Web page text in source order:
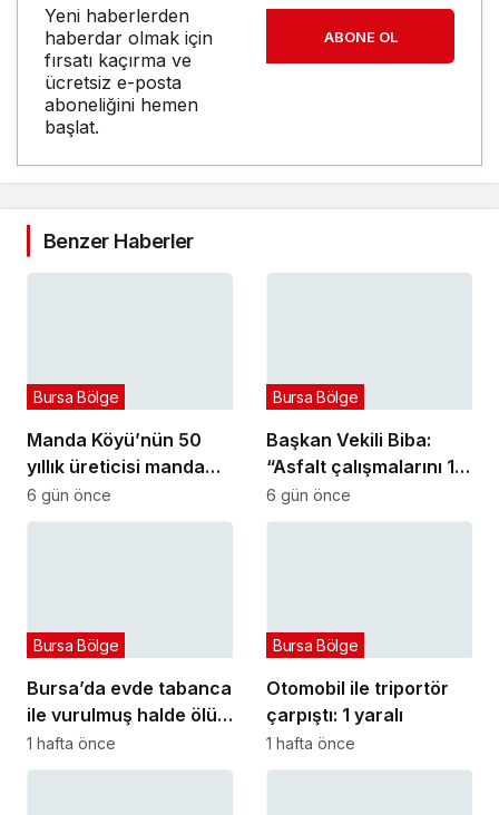
Yeni haberlerden
haberdar olmak için
fırsatı kaçırma ve
ücretsiz e-posta
aboneliğini hemen
başlat.
ABONE OL
Benzer Haberler
Manda Köyü’nün 50
yıllık üreticisi manda
sucuğu ve yoğurduyla
fark oluşturdu
Bursa Bölge
6 gün önce
Başkan Vekili Biba:
“Asfalt çalışmalarını 12
kat artırdık”
Bursa Bölge
6 gün önce
Bursa’da evde tabanca
ile vurulmuş halde ölü
bulundu
Bursa Bölge
1 hafta önce
Otomobil ile triportör
çarpıştı: 1 yaralı
Bursa Bölge
1 hafta önce